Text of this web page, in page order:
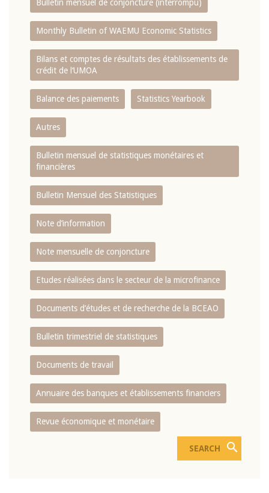
Bulletin mensuel de conjoncture (interrompu)
Monthly Bulletin of WAEMU Economic Statistics
Bilans et comptes de résultats des établissements de
crédit de l‘UMOA
Balance des paiements Statistics Yearbook
Autres
Bulletin mensuel de statistiques monétaires et
financières
Bulletin Mensuel des Statistiques
Note d’information
Note mensuelle de conjoncture
Etudes réalisées dans le secteur de la microfinance
Documents d’études et de recherche de la BCEAO
Bulletin trimestriel de statistiques
Documents de travail
Annuaire des banques et établissements financiers
Revue économique et monétaire